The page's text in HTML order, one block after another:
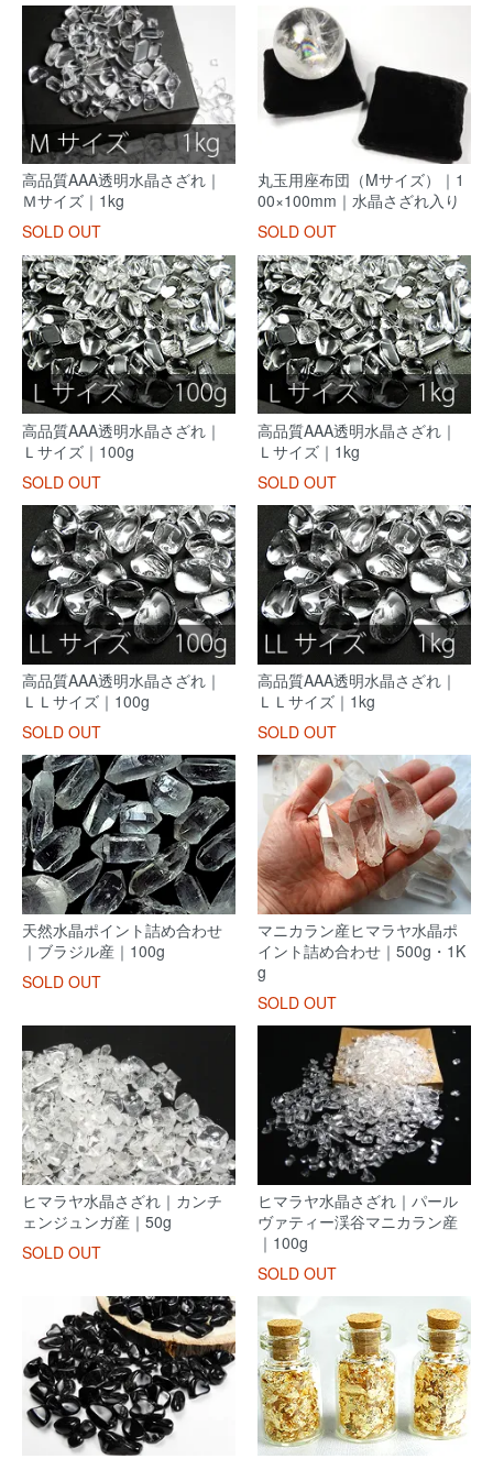
高品質AAA透明水晶さざれ｜
Ｍサイズ｜1kg
SOLD OUT
丸玉用座布団（Mサイズ）｜1
00×100mm｜水晶さざれ入り
SOLD OUT
高品質AAA透明水晶さざれ｜
Ｌサイズ｜100g
SOLD OUT
高品質AAA透明水晶さざれ｜
Ｌサイズ｜1kg
SOLD OUT
高品質AAA透明水晶さざれ｜
ＬＬサイズ｜100g
SOLD OUT
高品質AAA透明水晶さざれ｜
ＬＬサイズ｜1kg
SOLD OUT
天然水晶ポイント詰め合わせ
｜ブラジル産｜100g
SOLD OUT
マニカラン産ヒマラヤ水晶ポ
イント詰め合わせ｜500g・1K
g
SOLD OUT
ヒマラヤ水晶さざれ｜カンチ
ェンジュンガ産｜50g
SOLD OUT
ヒマラヤ水晶さざれ｜パール
ヴァティー渓谷マニカラン産
｜100g
SOLD OUT